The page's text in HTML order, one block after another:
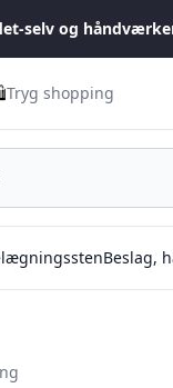
selv og
Tryg shopping
Beslag,